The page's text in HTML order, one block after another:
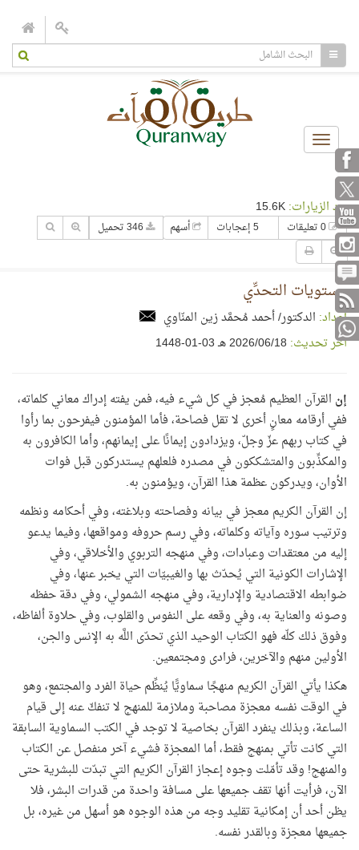
Toggle
navigation
عدد الزيارات:
5 إعجابات أسهم
مستويات التحدِّي
إعداد: الدكتور/ أحمد مُحمَّد زين المنّاوي
آخر تحديث: 18‏/06‏/2026 هـ 03-01-1448
إن القرآن العظيم مُعجز في كل شيء فيه، فمن يفته إدراك معاني كلماته،
ففي أرقامه معانٍ أخرى لا تقل فصاحة، فأما المؤمنون فيفرحون بما رأوا
في كتاب ربهم عزّ وجلّ، ويزدادون إيمانًا على إيمانهم، وأما الكافرون به
والمكذِّبون والمتشككون في مصدره فلعلهم يستدركون قبل فوات
الأوان، ويدركون عظمة هذا القرآن، ويؤمنون به.
إن القرآن الكريم معجز في بيانه وفصاحته وبلاغته، وفي أحكامه ونظمه
وترتيب سوره وآياته وكلماته، وفي رسم حروفه ومواقعها، وفيما يدعو
إليه من معتقدات وعبادات، وفي منهجه التربوي والأخلاقي، وفي
الإشارات الكونية التي يُحدّث بها والغيبيّات التي يخبر عنها، وفي
ضوابطه الاقتصادية والإدارية، وفي منهجه الشمولي، وفي دقة حفظه
وصونه والعناية به، وفي وقعه على النفوس والقلوب، وفي حلاوة ألفاظه،
وفوق ذلك كلّه فهو الكتاب الوحيد الذي تحدّى اللَّه به الإنس والجن،
الأولين منهم والآخرين، فرادى ومجتمعين.
هكذا يأتي القرآن الكريم منهجًا سماويًّا يُنظِّم حياة الفرد والمجتمع، وهو
في الوقت نفسه معجزة مصاحبة وملازمة للمنهج لا تنفكّ عنه إلى قيام
الساعة، وبذلك ينفرد القرآن بخاصية لا توجد في الكتب السماوية السابقة
التي كانت تأتي بمنهج فقط، أما المعجزة فشيء آخر منفصل عن الكتاب
والمنهج! وقد تأمّلت وجوه إعجاز القرآن الكريم التي تبدّت للبشرية حتى
الآن، فرأيت أنها تقف جميعها على مسافة واحدة من قدرات البشر، فلا
يظن أحد أن إمكانية تقليد وجه من هذه الوجوه هو أسهل من غيره، بل
جميعها معجزة وبالقدر نفسه.